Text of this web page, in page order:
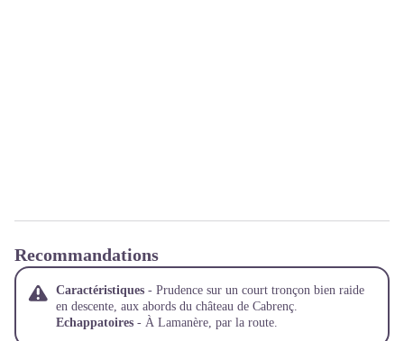
Recommandations
Caractéristiques - Prudence sur un court tronçon bien raide
en descente, aux abords du château de Cabrenç.
Echappatoires - À Lamanère, par la route.